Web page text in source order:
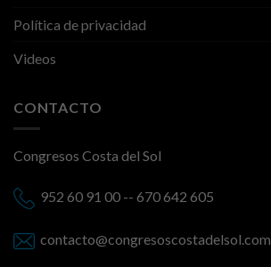
Política de privacidad
Videos
CONTACTO
Congresos Costa del Sol
952 60 91 00 -- 670 642 605
contacto@congresoscostadelsol.com